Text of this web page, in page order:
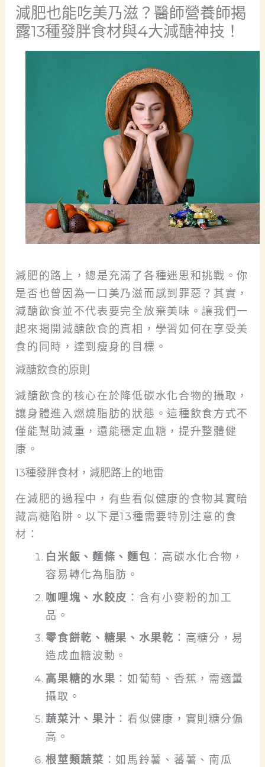
減肥也能吃美乃滋？醫師營養師揭
露13種發胖食材與4大減醣神技！
減肥的路上，總是充滿了各種迷思和挑戰。你
是否也曾因為一口美乃滋而感到罪惡？ 其實，
減醣飲食並不代表要完全放棄美味。讓我們一
起來揭開減醣飲食的真相，學習如何在享受美
食的同時，達到瘦身的目標。
減醣飲食的原則
減醣飲食的核心在於降低碳水化合物的攝取，
讓身體進入燃燒脂肪的狀態。這種飲食方式不
僅能幫助減重，還能穩定血糖，提升整體健
康。
13種發胖食材，減肥路上的地雷
在減肥的過程中，有些看似健康的食物其實暗
藏高糖陷阱。以下是13種需要特別注意的食
材：
白米飯、麵條、麵包 ：高碳水化合物，
容易轉化為脂肪。
咖哩塊、水餃皮 ：含有小麥粉的加工
品。
零食餅乾、糖果、水果乾 ：高糖分，易
造成血糖波動。
高果糖的水果 ：如葡萄、香蕉，需適量
攝取。
蔬菜汁、果汁 ：看似健康，實則糖分偏
高。
根莖類蔬菜 ：如馬鈴薯、蕃薯、南瓜